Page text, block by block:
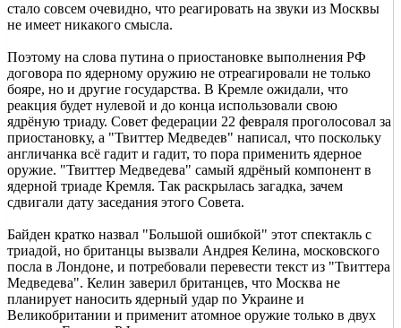
стало совсем очевидно, что реагировать на звуки из Москвы
не имеет никакого смысла.
Поэтому на слова путина о приостановке выполнения РФ
договора по ядерному оружию не отреагировали не только
бояре, но и другие государства. В Кремле ожидали, что
реакция будет нулевой и до конца использовали свою
ядрёную триаду. Совет федерации 22 февраля проголосовал за
приостановку, а "Твиттер Медведев" написал, что поскольку
англичанка всё гадит и гадит, то пора применить ядерное
оружие. "Твиттер Медведева" самый ядрёный компонент в
ядерной триаде Кремля. Так раскрылась загадка, зачем
сдвигали дату заседания этого Совета.
Байден кратко назвал "Большой ошибкой" этот спектакль с
триадой, но британцы вызвали Андрея Келина, московского
посла в Лондоне, и потребовали перевести текст из "Твиттера
Медведева". Келин заверил британцев, что Москва не
планирует наносить ядерный удар по Украине и
Великобритании и применит атомное оружие только в двух